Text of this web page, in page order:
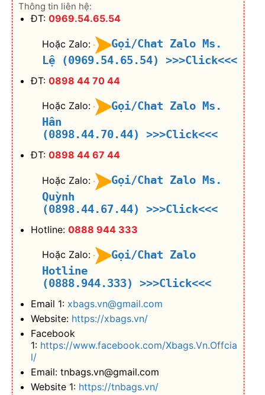
Thông tin liên hệ:
ĐT: 0969.54.65.54
Hoặc Zalo:
Gọi/Chat Zalo Ms.
Lệ (0969.54.65.54)
>>>Click<<<
ĐT: 0898 44 70 44
Hoặc Zalo:
Gọi/Chat Zalo Ms.
Hân
(0898.44.70.44)
>>>Click<<<
ĐT: 0898 44 67 44
Hoặc Zalo:
Gọi/Chat Zalo Ms.
Quỳnh
(0898.44.67.44)
>>>Click<<<
Hotline: 0888 944 333
Hoặc Zalo:
Gọi/Chat Zalo
Hotline
(0888.944.333)
>>>Click<<<
Email 1: xbags.vn@gmail.com
Website: https://xbags.vn/
Facebook
1: https://www.facebook.com/Xbags.Vn.Offcia
l/
Email: tnbags.vn@gmail.com
Website 1: https://tnbags.vn/